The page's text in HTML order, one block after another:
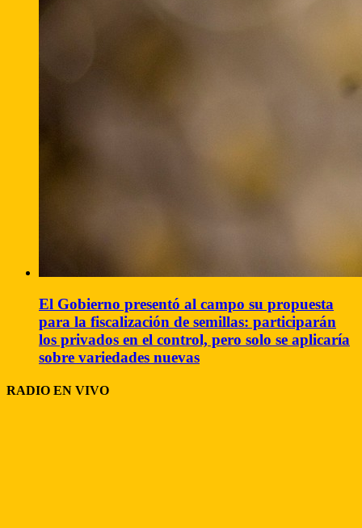
El Gobierno presentó al campo su propuesta
para la fiscalización de semillas: participarán
los privados en el control, pero solo se aplicaría
sobre variedades nuevas
RADIO EN VIVO